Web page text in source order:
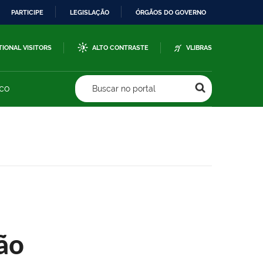
PARTICIPE LEGISLAÇÃO ÓRGÃOS DO GOVERNO
VISITORS ALTO CONTRASTE VLIBRAS
Buscar no portal